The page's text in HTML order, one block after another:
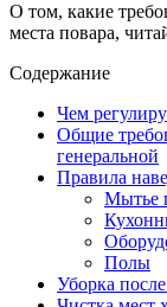
О том, какие
места повара,
Содержание
Чем
Общие
генеральной
Правила
Мытье
Полы
Уборка